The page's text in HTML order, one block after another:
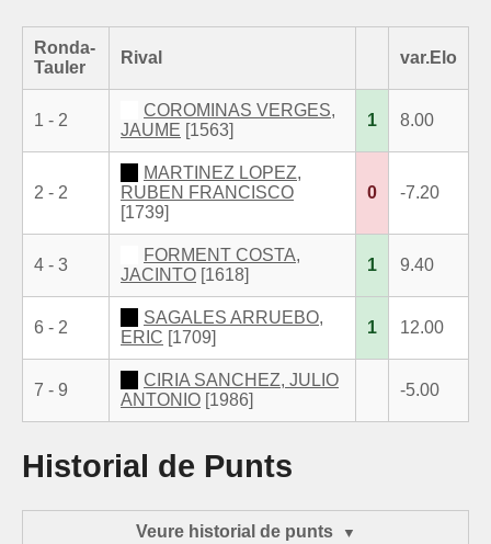
Ronda-
Tauler
Rival var.Elo
1 - 2
COROMINAS VERGES,
JAUME [1563]
1 8.00
2 - 2
MARTINEZ LOPEZ,
RUBEN FRANCISCO
[1739]
0 -7.20
4 - 3
FORMENT COSTA,
JACINTO [1618]
1 9.40
6 - 2
SAGALES ARRUEBO,
ERIC [1709]
1 12.00
7 - 9
CIRIA SANCHEZ, JULIO
ANTONIO [1986]
-5.00
Historial de Punts
Veure historial de punts